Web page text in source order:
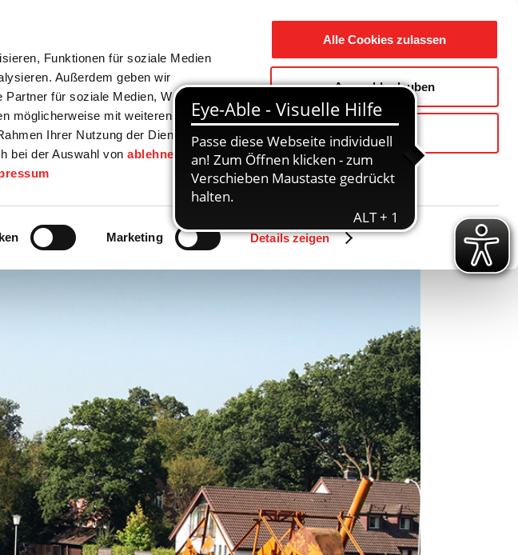
Funktionen für soziale Medien
Außerdem geben wir
für soziale Medien, Werbung
möglicherweise mit weiteren Daten
Ihrer Nutzung der Dienste
bei der Auswahl vonablehnen
gesetzt.
Marketing Details zeigen
Alle Cookies zulassen
Auswahl erlauben
Ablehnen
/ Soziales Touristik / Freizeit Gemeinde / Geschichte
Zurück